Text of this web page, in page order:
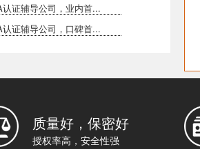
证辅导公司，业内首...
证辅导公司，口碑首...
质量好，保密好
授权率高，安全性强